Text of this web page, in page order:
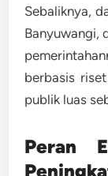
Sebaliknya,
Banyuwangi,
berbasis
publik luas
Peran